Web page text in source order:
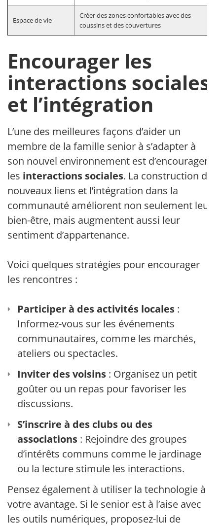
Espace de vie
Créer des zones confortables avec des
coussins et des couvertures
Encourager les
interactions sociales
et l’intégration
L’une des meilleures façons d’aider un
membre de la famille senior à s’adapter à
son nouvel environnement est d’encourager
les interactions sociales. La construction de
nouveaux liens et l’intégration dans la
communauté améliorent non seulement leur
bien-être, mais augmentent aussi leur
sentiment d’appartenance.
Voici quelques stratégies pour encourager
les rencontres :
Participer à des activités locales :
Informez-vous sur les événements
communautaires, comme les marchés,
ateliers ou spectacles.
Inviter des voisins : Organisez un petit
goûter ou un repas pour favoriser les
discussions.
S’inscrire à des clubs ou des
associations : Rejoindre des groupes
d’intérêts communs comme le jardinage
ou la lecture stimule les interactions.
Pensez également à utiliser la technologie à
votre avantage. Si le senior est à l’aise avec
les outils numériques, proposez-lui de